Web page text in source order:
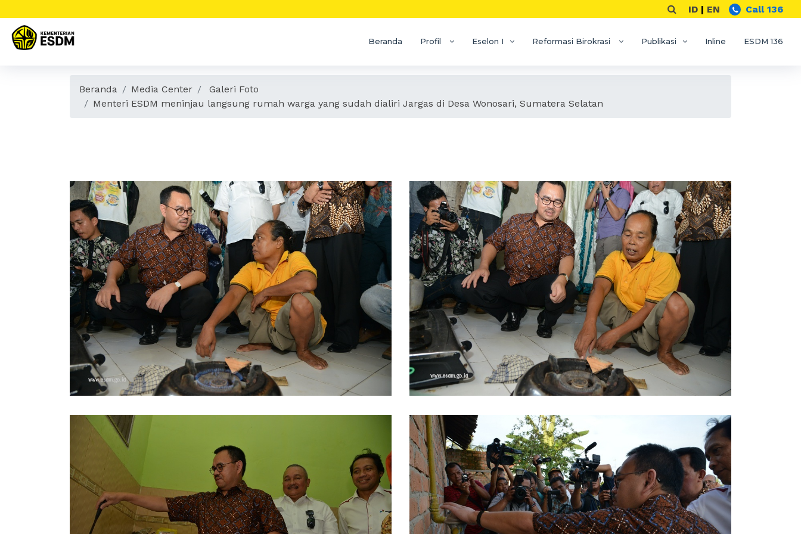
ID | EN Call 136
Beranda Profil Eselon I Reformasi Birokrasi Publikasi Inline ESDM 136
Beranda Media Center
Galeri Foto
Menteri ESDM meninjau langsung rumah warga yang sudah dialiri Jargas di Desa Wonosari, Sumatera Selatan